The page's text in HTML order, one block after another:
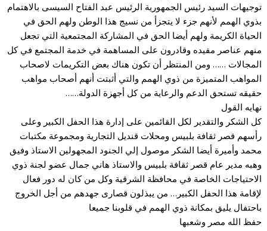
توجيهات السيد رئيس الجمهورية الرئيس عبد الفتاح السيسى بالاهتمام
بذوي الهمم لأنهم جزء لا يتجزأ من نسيج هذا الوطن ولهم الحق في
الحياة الكريمة ولهم أيضا الحق في المشاركة المجتمعية التي تجعل
منهم عناصر مفيده وقادرون على المساهمة في خدمة المجتمع في كل
المجالات …… ومن المنتظر أن تكون هناك بعض التكريمات لاصحاب
المواهب المتميزة من ذوي الهمم والتي أثبتت أنهم أصحاب مواهب
حقيقه تستحق الدعم والرعاية من كل أجهزة الدولة……
نهايه القول
كل الشكر والتقدير لكل القائمين على إدارة هذا الحفل الكبير وعلى
رأسهم قصر ثقافة بلبيس ومحلات قنديل التجارية ومجموعة مكتبات
محمد وأميرة أيضا الشكر موصول إلي الجنود المجهولين الاستاذ وفيق
وهبه مدير عام قصر ثقافة بلبيس والاستاذ هاني جمال عضو لجنة ذوي
الاحتياجات الخاصة في محافظة الشرقية وكل من كان له دور فعال
لإقامة هذا الحفل الكبير… من يبذلون قصارى جهدهم من أجل الخروج
باحتفال يليق بمكانة ذوي الهمم في قلوبنا جميعا
حفظ الله مصر وشعبها